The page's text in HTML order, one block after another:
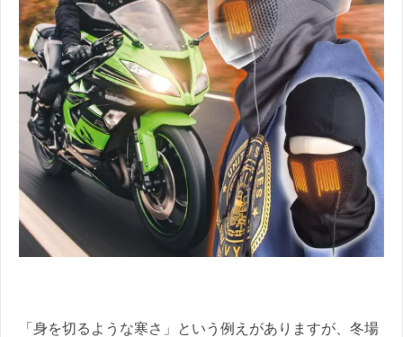
「身を切るような寒さ」という例えがありますが、冬場